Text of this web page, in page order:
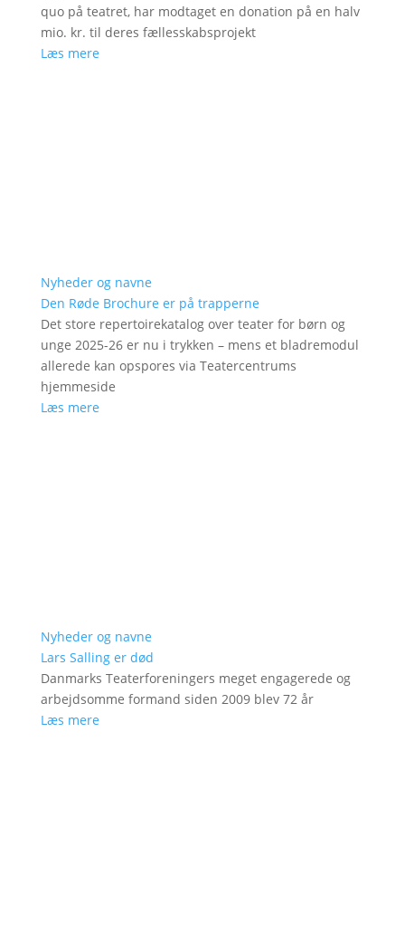
quo på teatret, har modtaget en donation på en halv
mio. kr. til deres fællesskabsprojekt
Læs mere
Nyheder og navne
Den Røde Brochure er på trapperne
Det store repertoirekatalog over teater for børn og
unge 2025-26 er nu i trykken – mens et bladremodul
allerede kan opspores via Teatercentrums
hjemmeside
Læs mere
Nyheder og navne
Lars Salling er død
Danmarks Teaterforeningers meget engagerede og
arbejdsomme formand siden 2009 blev 72 år
Læs mere